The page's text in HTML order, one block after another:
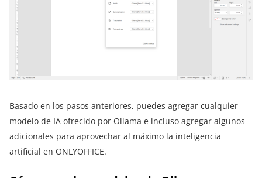
Basado en los pasos anteriores, puedes agregar cualquier
modelo de IA ofrecido por Ollama e incluso agregar algunos
adicionales para aprovechar al máximo la inteligencia
artificial en ONLYOFFICE.